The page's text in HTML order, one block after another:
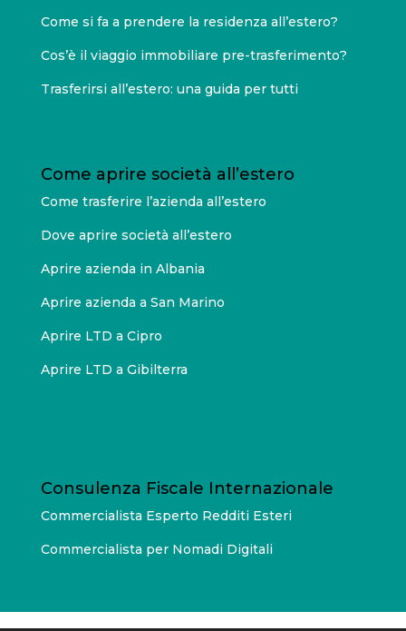
Come si fa a prendere la residenza all’estero?
Cos’è il viaggio immobiliare pre-trasferimento?
Trasferirsi all’estero: una guida per tutti
Come aprire società all’estero
Come trasferire l’azienda all’estero
Dove aprire società all’estero
Aprire azienda in Albania
Aprire azienda a San Marino
Aprire LTD a Cipro
Aprire LTD a Gibilterra
Consulenza Fiscale Internazionale
Commercialista Esperto Redditi Esteri
Commercialista per Nomadi Digitali